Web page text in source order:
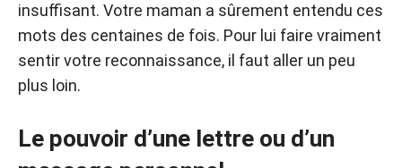
insuffisant. Votre maman a sûrement entendu ces
mots des centaines de fois. Pour lui faire vraiment
sentir votre reconnaissance, il faut aller un peu
plus loin.
Le pouvoir d’une lettre ou d’un